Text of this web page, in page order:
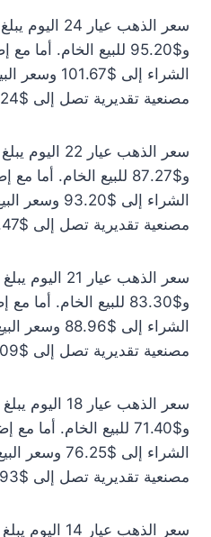
و$95.20 للبيع الخام.
مصنعية تقديرية تصل إلى $9.24.
و$87.27 للبيع الخام.
مصنعية تقديرية تصل إلى $8.47.
و$83.30 للبيع الخام.
مصنعية تقديرية تصل إلى $8.09.
و$71.40 للبيع الخام.
مصنعية تقديرية تصل إلى $6.93.